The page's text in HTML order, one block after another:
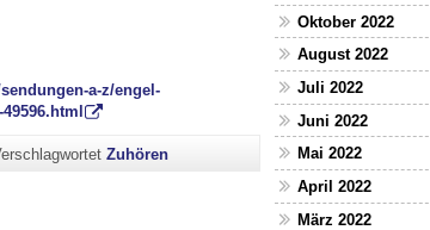
a-z/engel-
Zuhören
Oktober 2022
August 2022
Juli 2022
Juni 2022
Mai 2022
April 2022
März 2022